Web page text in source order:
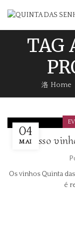
TAG
Home
04
MAI
O nosso
Os vinhos Quinta
é